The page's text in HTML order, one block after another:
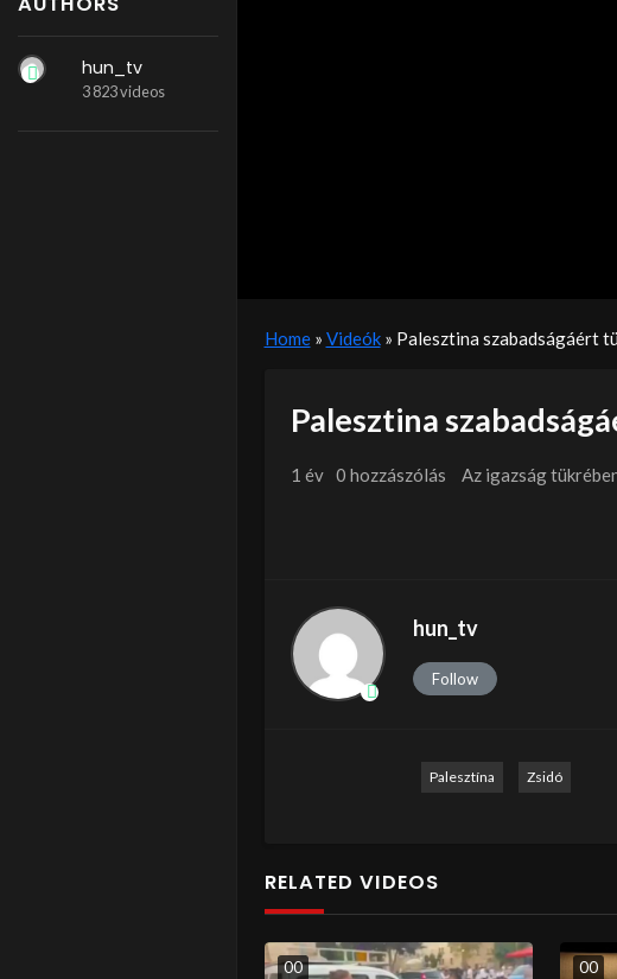
hun_tv
3 823 videos
Home» Videók» Palesztina szabadságáért
Palesztina
1 év 0 hozzászólás Az igazság
hun_tv
Follow
Palesztína Zsidó
RELATED VIDEOS
00 00